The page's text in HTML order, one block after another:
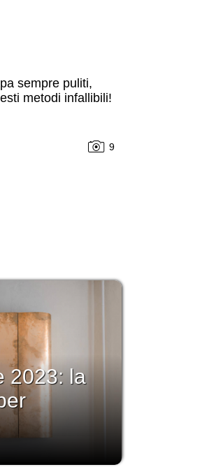
sempre puliti,
metodi infallibili!
9
2023: la